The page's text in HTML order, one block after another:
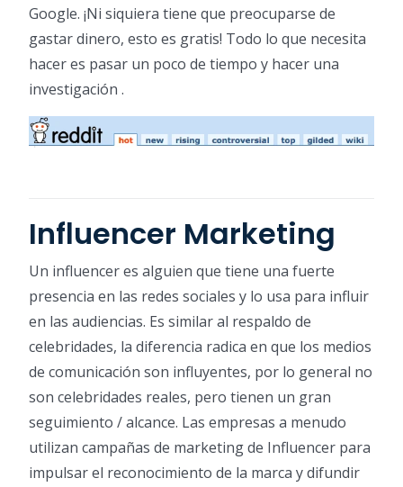
Google. ¡Ni siquiera tiene que preocuparse de
gastar dinero, esto es gratis! Todo lo que necesita
hacer es pasar un poco de tiempo y hacer una
investigación .
Influencer Marketing
Un influencer es alguien que tiene una fuerte
presencia en las redes sociales y lo usa para influir
en las audiencias. Es similar al respaldo de
celebridades, la diferencia radica en que los medios
de comunicación son influyentes, por lo general no
son celebridades reales, pero tienen un gran
seguimiento / alcance. Las empresas a menudo
utilizan campañas de marketing de Influencer para
impulsar el reconocimiento de la marca y difundir